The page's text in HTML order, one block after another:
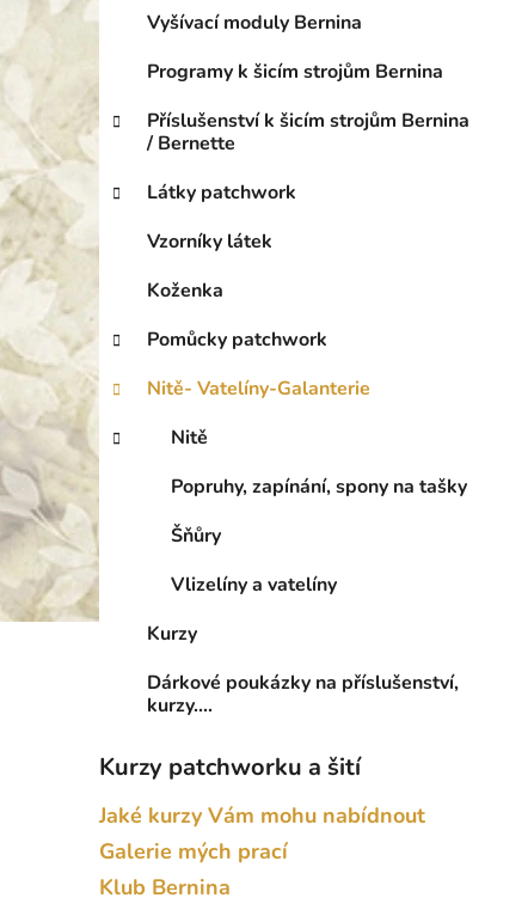
Vyšívací moduly Bernina
Programy k šicím strojům Bernina
Příslušenství k šicím strojům Bernina
/ Bernette
Látky patchwork
Vzorníky látek
Koženka
Pomůcky patchwork
Nitě- Vatelíny-Galanterie
Nitě
Popruhy, zapínání, spony na tašky
Šňůry
Vlizelíny a vatelíny
Kurzy
Dárkové poukázky na příslušenství,
kurzy....
Kurzy patchworku a šití
Jaké kurzy Vám mohu nabídnout
Galerie mých prací
Klub Bernina